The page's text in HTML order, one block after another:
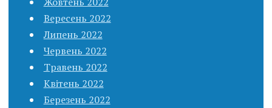
Вересень 2022
Липень 2022
Червень 2022
Травень 2022
Квітень 2022
Березень 2022